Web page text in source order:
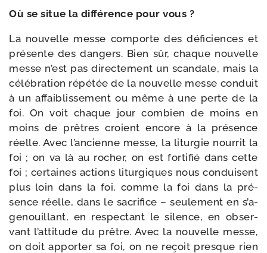
Où se situe la dif­fé­rence pour vous ?
La nou­velle messe com­porte des défi­ciences et
pré­sente des dan­gers. Bien sûr, chaque nou­velle
messe n’est pas direc­te­ment un scan­dale, mais la
célé­bra­tion répé­tée de la nou­velle messe conduit
à un affai­blis­se­ment ou même à une perte de la
foi. On voit chaque jour com­bien de moins en
moins de prêtres croient encore à la pré­sence
réelle. Avec l’an­cienne messe, la litur­gie nour­rit la
foi ; on va là au rocher, on est for­ti­fié dans cette
foi ; cer­taines actions litur­giques nous conduisent
plus loin dans la foi, comme la foi dans la pré­
sence réelle, dans le sacri­fice – seule­ment en s’a­
ge­nouillant, en res­pec­tant le silence, en obser­
vant l’at­ti­tude du prêtre. Avec la nou­velle messe,
on doit appor­ter sa foi, on ne reçoit presque rien